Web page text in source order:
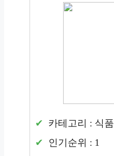
카테고리 : 식품
인기순위 : 1